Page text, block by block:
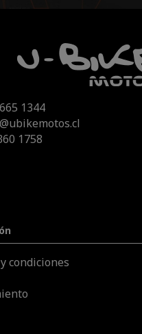
1344
1758
condiciones